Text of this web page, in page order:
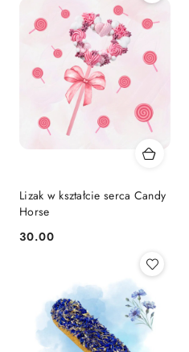
Lizak w kształcie serca Candy
Horse
Cena:
30.00